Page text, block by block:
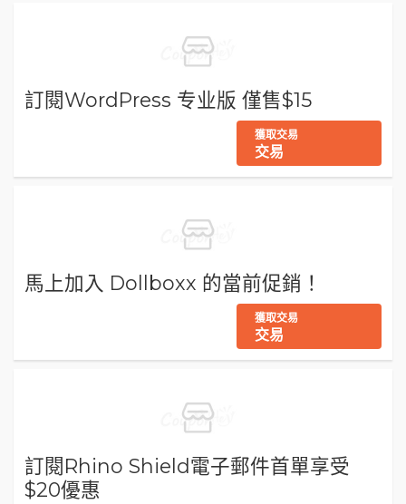
訂閱WordPress 专业版 僅售$15
獲取交易
交易
馬上加入 Dollboxx 的當前促銷！
獲取交易
交易
訂閱Rhino Shield電子郵件首單享受
$20優惠